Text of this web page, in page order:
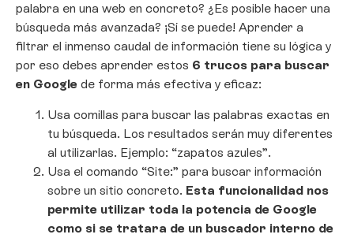
palabra en una web en concreto? ¿Es posible hacer una
búsqueda más avanzada? ¡Sí se puede! Aprender a
filtrar el inmenso caudal de información tiene su lógica y
por eso debes aprender estos 6 trucos para buscar
en Google de forma más efectiva y eficaz:
Usa comillas para buscar las palabras exactas en
tu búsqueda. Los resultados serán muy diferentes
al utilizarlas. Ejemplo: “zapatos azules”.
Usa el comando “Site:” para buscar información
sobre un sitio concreto. Esta funcionalidad nos
permite utilizar toda la potencia de Google
como si se tratara de un buscador interno de